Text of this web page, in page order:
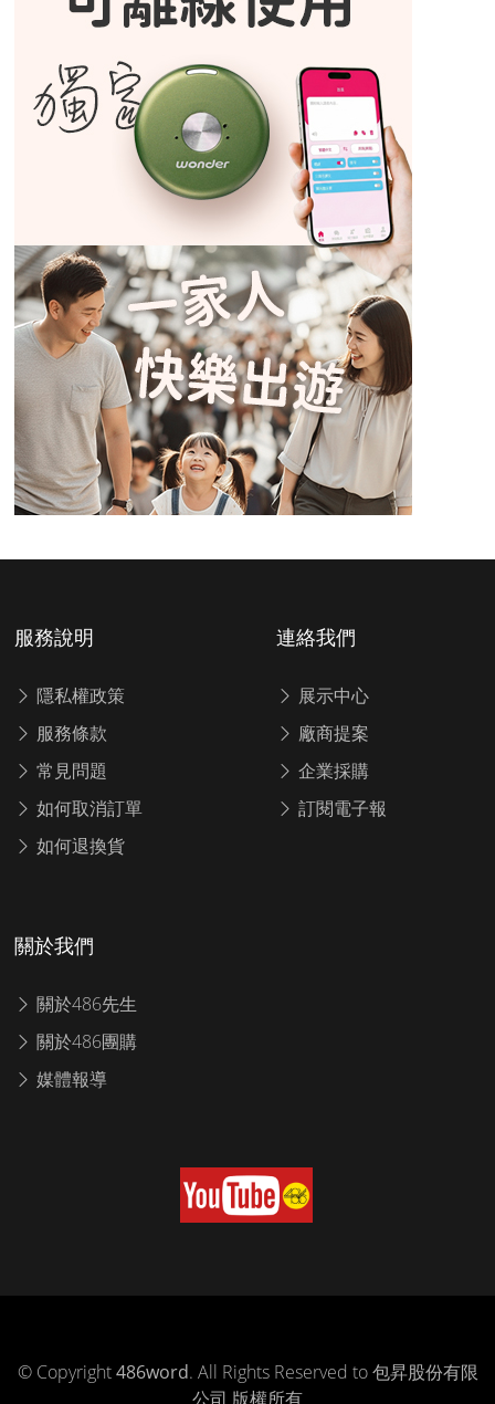
服務說明
隱私權政策
服務條款
常見問題
如何取消訂單
如何退換貨
連絡我們
展示中心
廠商提案
企業採購
訂閱電子報
關於我們
關於486先生
關於486團購
媒體報導
© Copyright486word. All Rights Reserved to 包昇股份有限
公司 版權所有